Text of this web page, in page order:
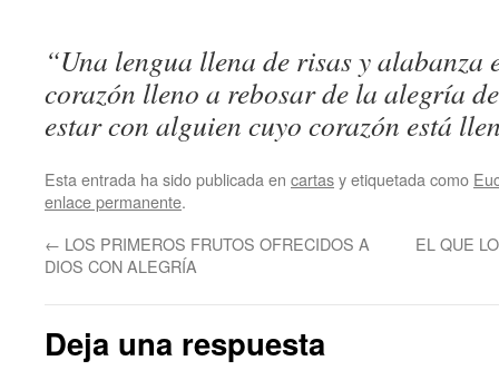
“Una lengua llena de risas y alabanza
corazón lleno a rebosar de la alegría
estar con alguien cuyo corazón está
Esta entrada ha sido publicada en cartasy etiquetada como
enlace permanente.
← LOS PRIMEROS FRUTOS OFRECIDOS A
DIOS CON ALEGRÍA
EL QUE
Deja una respuesta